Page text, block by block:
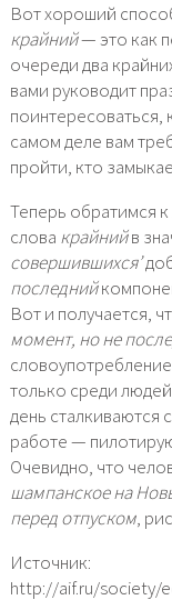
Вот хороший
крайний— это как
очереди два
вами руководит
поинтересоваться,
самом деле вам
пройти, кто
Теперь обратимся
слова крайнийв
совершившихся’
последний
Вот и получается,
момент, но не
только среди
день сталкиваются
работе —
Очевидно, что
шампанское на
перед отпуском,
Источник:
http://aif.ru/society/